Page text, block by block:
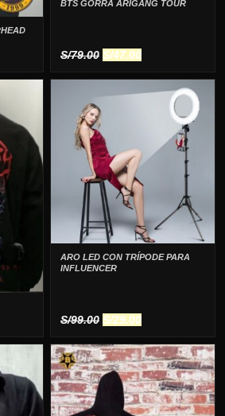
BTS GORRA ARIGANG TOUR
S/79.00 El
S/47.00El
S/47.00.
ARO LED CON TRÍPODE PARA
INFLUENCER
S/99.00 El
original
era:
S/99.00.
S/29.00El
actual
es:
S/29.00.